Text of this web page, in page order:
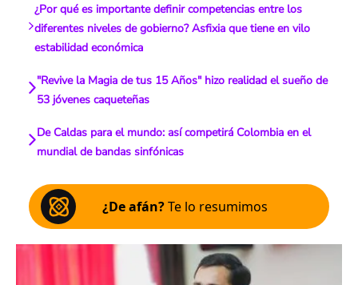
¿Por qué es importante definir competencias entre los
diferentes niveles de gobierno? Asfixia que tiene en vilo
estabilidad económica
"Revive la Magia de tus 15 Años" hizo realidad el sueño de
53 jóvenes caqueteñas
De Caldas para el mundo: así competirá Colombia en el
mundial de bandas sinfónicas
¿De afán?Te lo resumimos